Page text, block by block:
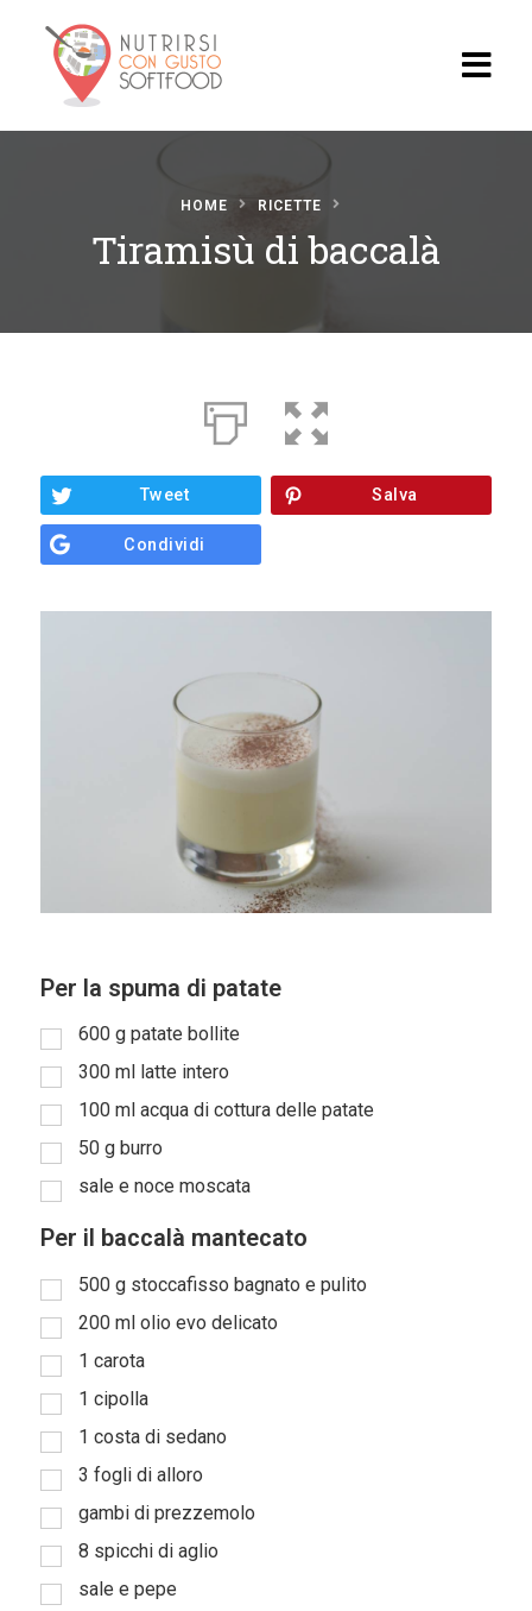
Ricette
Progett
o
HOME RICETTE
Tiramisù di baccalà
Tweet Salva
Condividi
Per la spuma di patate
600 g patate bollite
300 ml
latte intero
100 ml acqua di cottura delle patate
50 g burro
sale e noce moscata
Per il baccalà mantecato
500 g stoccafisso bagnato e pulito
200 ml olio evo delicato
1 carota
1 cipolla
1 costa di sedano
3 fogli di alloro
gambi di prezzemolo
8 spicchi di aglio
sale e pepe